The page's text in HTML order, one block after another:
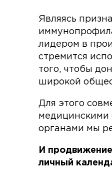
Являясь
лидером в
стремится
того, чтобы
широкой
Для этого
медицинскими
органами мы
И
личный